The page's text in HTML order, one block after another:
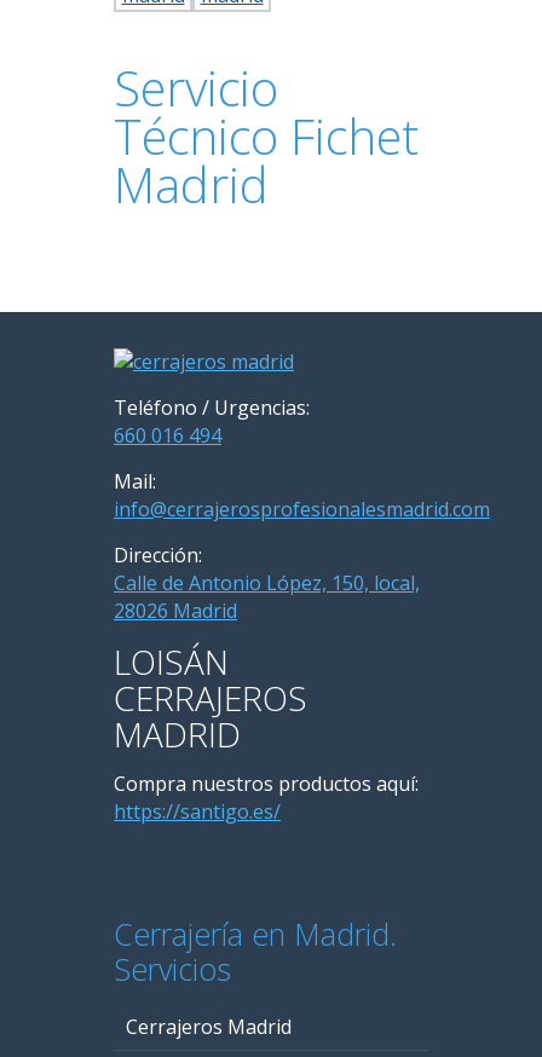
Servicio
Técnico Fichet
Madrid
Teléfono / Urgencias:
660 016 494
Mail:
info@cerrajerosprofesionalesmadrid.com
Dirección:
Calle de Antonio López, 150, local,
28026 Madrid
LOISÁN
CERRAJEROS
MADRID
Compra nuestros productos aquí:
https://santigo.es/
Cerrajería en Madrid.
Servicios
Cerrajeros Madrid